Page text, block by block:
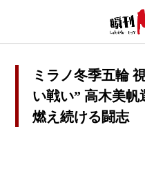
ミラノ冬季五輪
い戦い” 高木美
燃え続ける闘志